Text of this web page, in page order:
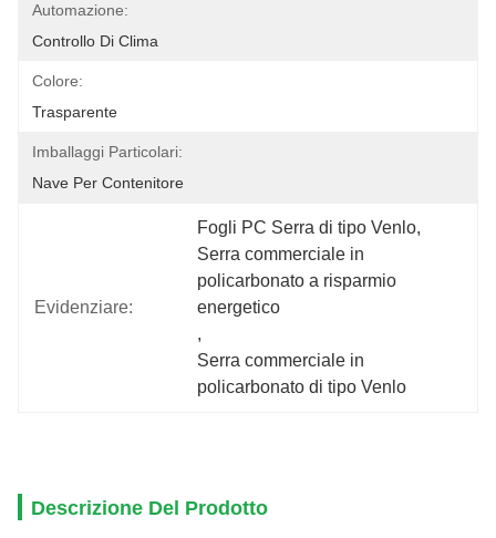
Automazione:
Controllo Di Clima
Colore:
Trasparente
Imballaggi Particolari:
Nave Per Contenitore
Evidenziare:
Fogli PC Serra di tipo Venlo,
Serra commerciale in
policarbonato a risparmio
energetico
,
Serra commerciale in
policarbonato di tipo Venlo
Descrizione Del Prodotto